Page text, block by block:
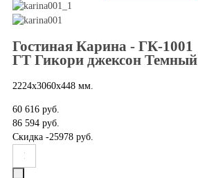
Гостиная Карина - ГК-1001
ГТ Гикори джексон Темный
2224х3060х448 мм.
60 616 руб.
86 594 руб.
Скидка -25978 руб.